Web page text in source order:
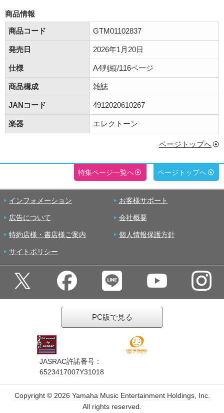
商品情報
商品コード
GTM01102837
発売日 2026年1月20日
仕様 A4判縦/116ページ
商品構成 雑誌
JANコード 4912020610267
楽器 エレクトーン
ページトップへ
特集ページ一覧へ ページトップへ
インフォメーション お客様サポート
広告について 会社概要
特約店様・書店様ご案内 個人情報保護方針
サイトポリシー
PC版で見る
JASRAC許諾番号：
6523417007Y31018
Copyright © 2026 Yamaha Music Entertainment Holdings, Inc.
All rights reserved.